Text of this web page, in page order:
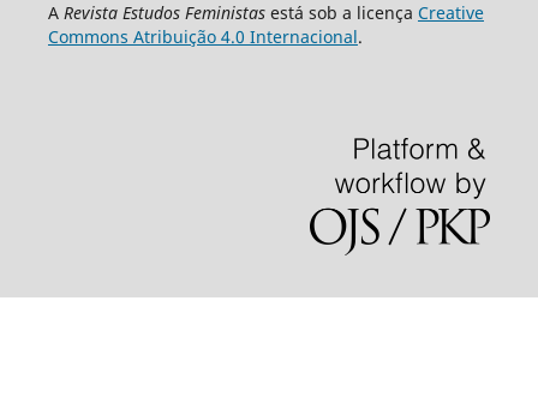
A Revista Estudos Feministasestá sob a licença Creative
Commons Atribuição 4.0 Internacional.